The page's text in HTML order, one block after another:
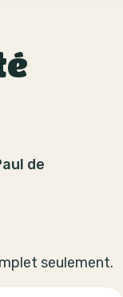
de
seulement.